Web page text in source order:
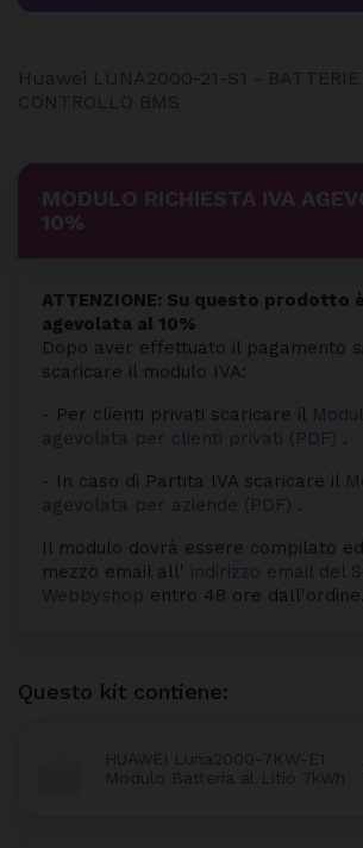
MODULO RICHIESTA IVA
10%
ATTENZIONE: Su questo prodotto
agevolata al 10%
Dopo aver effettuato il pagamento
scaricare il modulo IVA:
- Per clienti privati scaricare il
agevolata per clienti privati (PDF) .
- In caso di Partita IVA scaricare il
agevolata per aziende (PDF) .
Il modulo dovrà essere compilato
mezzo email all' indirizzo email del
Webbyshop entro 48 ore dall'ordine.
Questo kit contiene:
HUAWEI Luna2000-7KW-E1
Modulo Batteria al Litio 7kWh